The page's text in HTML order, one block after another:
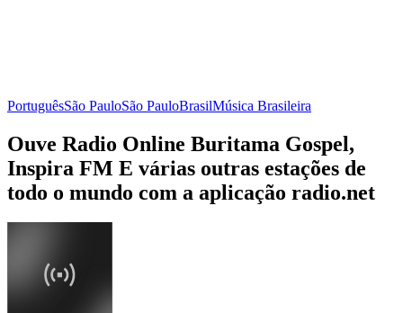
PortuguêsSão PauloSão PauloBrasilMúsica Brasileira
Ouve Radio Online Buritama Gospel,
Inspira FM E várias outras estações de
todo o mundo com a aplicação radio.net